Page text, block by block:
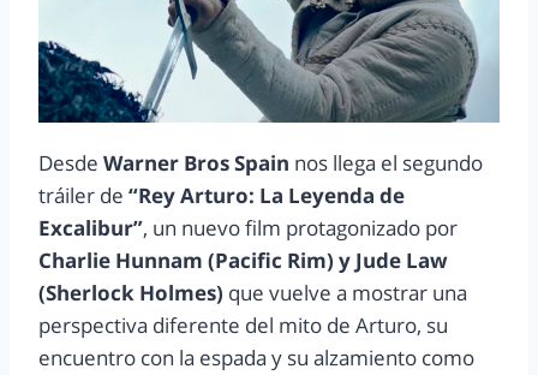
Desde Warner Bros Spain nos llega el segundo
tráiler de “Rey Arturo: La Leyenda de
Excalibur”, un nuevo film protagonizado por
Charlie Hunnam (Pacific Rim) y Jude Law
(Sherlock Holmes) que vuelve a mostrar una
perspectiva diferente del mito de Arturo, su
encuentro con la espada y su alzamiento como